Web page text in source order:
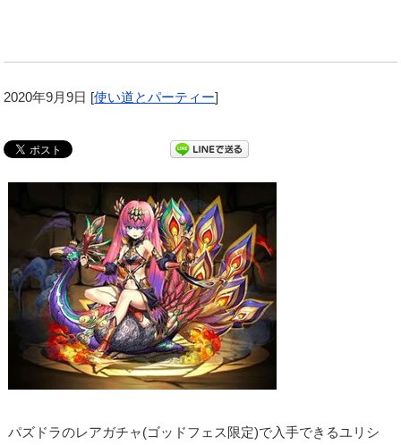
2020年9月9日 [使い道とパーティー]
パズドラのレアガチャ(ゴッドフェス限定)で入手できるユリシ